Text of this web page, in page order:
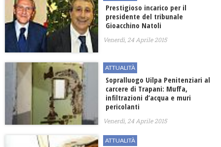
Prestigioso incarico per il
presidente del tribunale
Gioacchino Natoli
Venerdì, 24 Aprile 2015
ATTUALITÀ
Sopralluogo Uilpa Penitenziari al
carcere di Trapani: Muffa,
infiltrazioni d’acqua e muri
pericolanti
Venerdì, 24 Aprile 2015
ATTUALITÀ